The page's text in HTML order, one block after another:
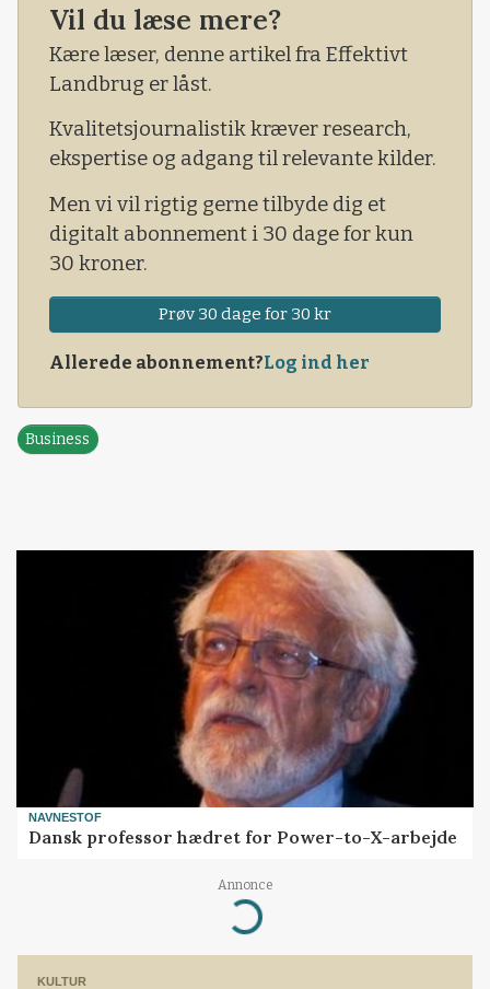
Vil du læse mere?
Kære læser, denne artikel fra Effektivt
Landbrug er låst.
Kvalitetsjournalistik kræver research,
ekspertise og adgang til relevante kilder.
Men vi vil rigtig gerne tilbyde dig et
digitalt abonnement i 30 dage for kun
30 kroner.
Prøv 30 dage for 30 kr
Allerede abonnement?Log ind her
Business
NAVNESTOF
Dansk professor hædret for Power-to-X-arbejde
Annonce
Loading...
KULTUR